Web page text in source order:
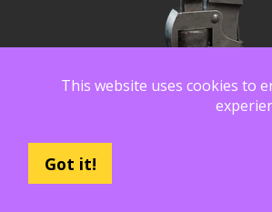
This website uses cookies to
Got it!